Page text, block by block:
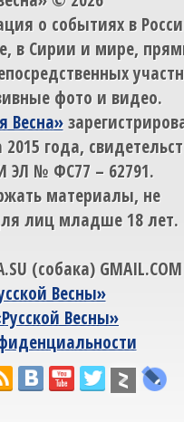
о событиях в
в Сирии и мире,
фото и видео.
Весна»
года,
ЭЛ № ФС77 – 62791.
материалы, не
лиц младше 18 лет.
(собака) GMAIL.COM
Весны»
Весны»